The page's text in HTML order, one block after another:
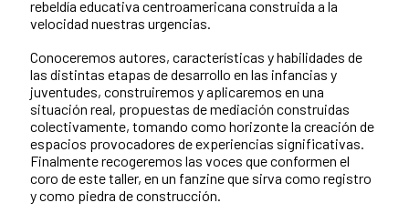
rebeldía educativa centroamericana construida a la
velocidad nuestras urgencias.
Conoceremos autores, características y habilidades de
las distintas etapas de desarrollo en las infancias y
juventudes, construiremos y aplicaremos en una
situación real, propuestas de mediación construidas
colectivamente, tomando como horizonte la creación de
espacios provocadores de experiencias significativas.
Finalmente recogeremos las voces que conformen el
coro de este taller, en un fanzine que sirva como registro
y como piedra de construcción.